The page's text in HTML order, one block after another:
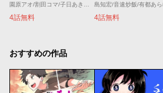
園原アオ/割田コマ/子日あきすず/Ｓｈｅｒｒｙ
4話無料
島知宏/音速炒飯/有都あら
4話無料
おすすめの作品